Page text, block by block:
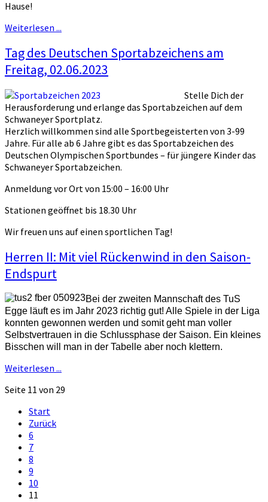
Hause!
Weiterlesen ...
Tag des Deutschen Sportabzeichens am
Freitag, 02.06.2023
Stelle Dich der
Herausforderung und erlange das Sportabzeichen auf dem
Schwaneyer Sportplatz.
Herzlich willkommen sind alle Sportbegeisterten von 3-99
Jahre. Für alle ab 6 Jahre gibt es das Sportabzeichen des
Deutschen Olympischen Sportbundes – für jüngere Kinder das
Schwaneyer Sportabzeichen.
Anmeldung vor Ort von 15:00 – 16:00 Uhr
Stationen geöffnet bis 18.30 Uhr
Wir freuen uns auf einen sportlichen Tag!
Herren II: Mit viel Rückenwind in den Saison-
Endspurt
Bei der zweiten Mannschaft des TuS
Egge läuft es im Jahr 2023 richtig gut! Alle Spiele in der Liga
konnten gewonnen werden und somit geht man voller
Selbstvertrauen in die Schlussphase der Saison. Ein kleines
Bisschen will man in der Tabelle aber noch klettern.
Weiterlesen ...
Seite 11 von 29
Start
Zurück
6
7
8
9
10
11